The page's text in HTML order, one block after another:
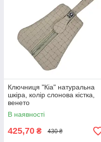
Ключниця "Кіа" натуральна
шкіра, колір слонова кістка,
венето
В наявності
425,70 ₴ 430 ₴